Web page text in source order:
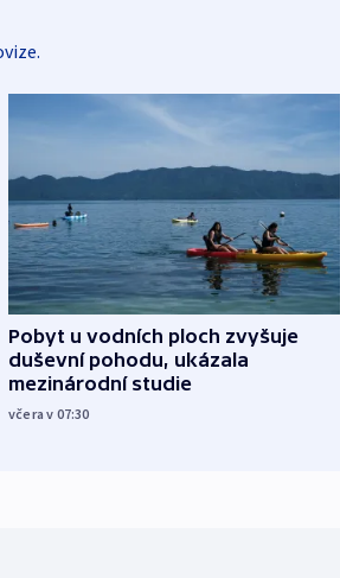
Pobyt u vodních ploch zvyšuje
duševní pohodu, ukázala
mezinárodní studie
včera v 07:30